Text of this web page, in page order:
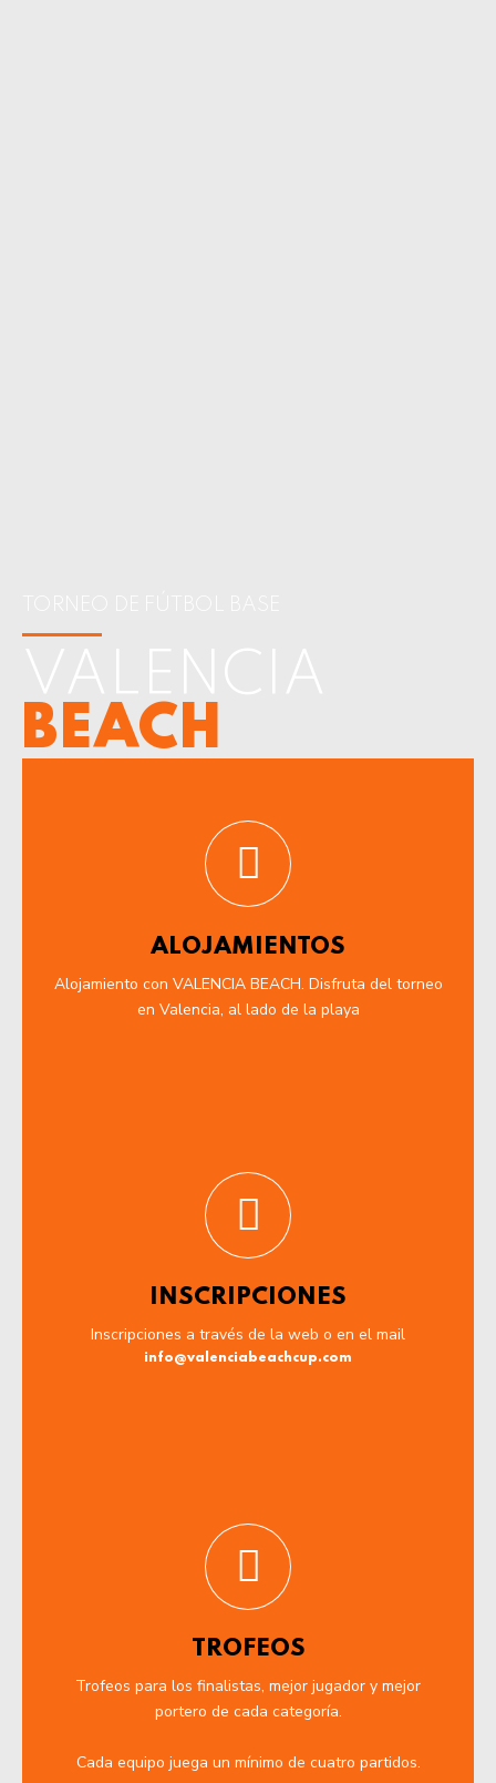
BEACH
ALOJAMIENTOS
Alojamiento con VALENCIA BEACH. Disfruta del torneo
en Valencia, al lado de la playa
INSCRIPCIONES
Inscripciones a través de la web o en el mail
info@valenciabeachcup.com
TROFEOS
Trofeos para los finalistas, mejor jugador y mejor
portero de cada categoría.
Cada equipo juega un mínimo de cuatro partidos.